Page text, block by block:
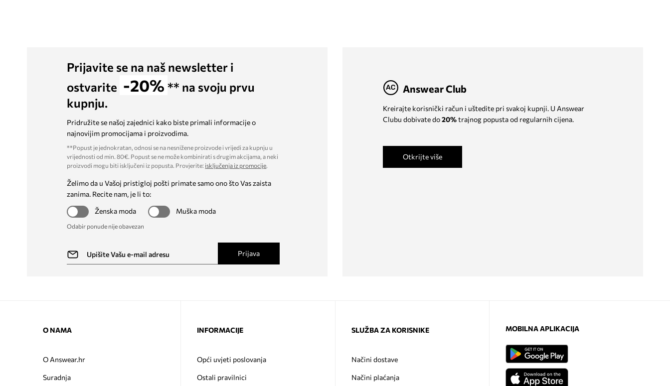
Prijavite se na naš newsletter i
ostvarite -20% ** na svoju prvu
kupnju.
Pridružite se našoj zajednici kako biste primali informacije o
najnovijim promocijama i proizvodima.
**Popust je jednokratan, odnosi se na nesnižene proizvode i vrijedi za kupnju u
vrijednosti od min. 80€. Popust se ne može kombinirati s drugim akcijama, a neki
proizvodi mogu biti isključeni iz popusta. Provjerite: isključenja iz promocije.
Želimo da u Vašoj pristigloj pošti primate samo ono što Vas zaista
zanima. Recite nam, je li to:
Ženska moda
Muška moda
Odabir ponude nije obavezan
Prijava
Answear Club
Kreirajte korisnički račun i uštedite pri svakoj kupnji. U Answear
Clubu dobivate do20%trajnog popusta od regularnih cijena.
Otkrijte više
O NAMA
O Answear.hr
Suradnja
INFORMACIJE
Opći uvjeti poslovanja
Ostali pravilnici
SLUŽBA ZA KORISNIKE
Načini dostave
Načini plaćanja
MOBILNA APLIKACIJA